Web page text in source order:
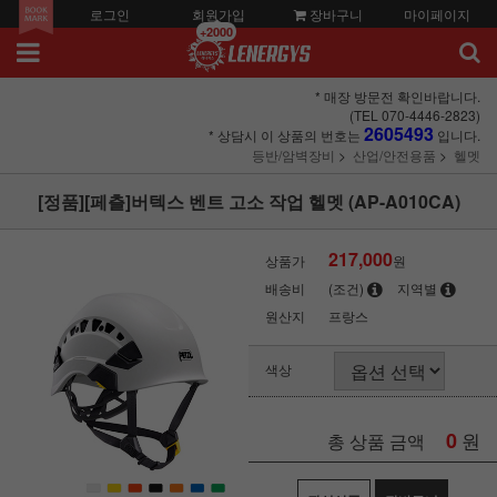
로그인 회원가입
+2000
장바구니 마이페이지
* 매장 방문전 확인바랍니다.
(TEL 070-4446-2823)
* 상담시 이 상품의 번호는 2605493 입니다.
등반/암벽장비
산업/안전용품 헬멧
[정품][페츨]버텍스 벤트 고소 작업 헬멧 (AP-A010CA)
상품가 217,000원
배송비
(조건)
지역별
원산지
프랑스
색상
총 상품 금액 0 원